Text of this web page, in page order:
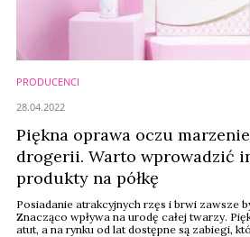
PRODUCENCI
Piękna oprawa oczu
drogerii. Warto wprowadzić
produkty na półkę
Posiadanie atrakcyjnych rzęs i brwi zawsze
Znacząco wpływa na urodę całej twarzy.
atut, a na rynku od lat dostępne są zabiegi,
28.04.2022